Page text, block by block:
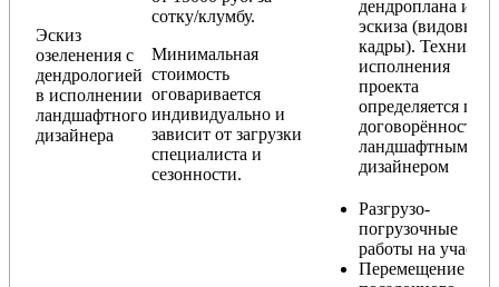
Эскиз
озеленения с
дендрологией
в исполнении
ландшафтного
дизайнера
сотку/клумбу.
Минимальная
стоимость
оговаривается
индивидуально и
зависит от загрузки
специалиста и
сезонности.
дендроплана и
эскиза (видовые
кадры). Техника
исполнения
проекта
определяется по
договорённости с
ландшафтным
дизайнером
Разгрузо-
погрузочные
работы на участке
Перемещение